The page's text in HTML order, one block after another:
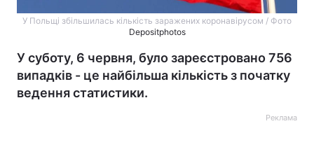
У Польщі збільшилась кількість заражених коронавірусом / Фото
Depositphotos
У суботу, 6 червня, було зареєстровано 756
випадків - це найбільша кількість з початку
ведення статистики.
Реклама